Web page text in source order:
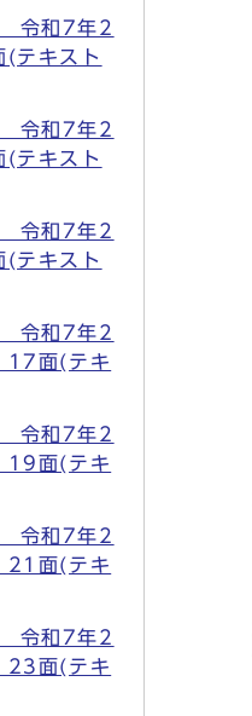
令和7年2
キスト
令和7年2
キスト
令和7年2
キスト
令和7年2
面(テキ
令和7年2
面(テキ
令和7年2
面(テキ
令和7年2
面(テキ